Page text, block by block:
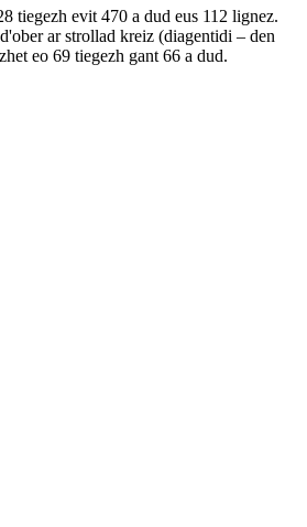
tiegezh evit 470 a dud eus 112 lignez.
ar strollad kreiz (diagentidi – den
eo 69 tiegezh gant 66 a dud.